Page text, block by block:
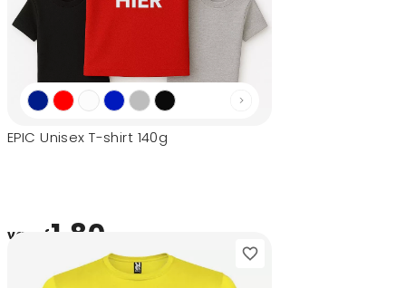
EPIC Unisex T-shirt 140g
vanaf1,80